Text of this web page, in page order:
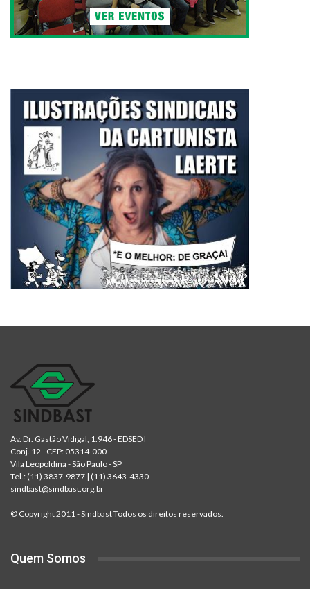
Av. Dr. Gastão Vidigal, 1.946 - EDSED I
Conj. 12 - CEP: 05314-000
Vila Leopoldina - São Paulo - SP
Tel.: (11) 3837-9877 | (11) 3643-4330
sindbast@sindbast.org.br
© Copyright 2011 - Sindbast Todos os direitos reservados.
Quem Somos